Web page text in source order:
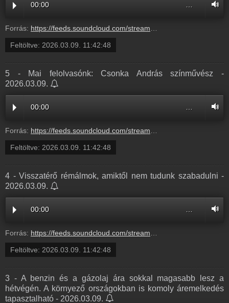
00:00
Forrás: https://feeds.soundcloud.com/stream/2280138800-radio1hungary-ea423b8b-68e6-465c-99ac-ef2a4f52cd44.mp3
Feltöltve: 2026.03.09. 11:42:48
5 - Mai felolvasónk: Csonka András színművész -
2026.03.09.
00:00
Forrás: https://feeds.soundcloud.com/stream/2280138803-radio1hungary-5-mai-felolvasonk-csonka-andras-szinmuvesz-5.mp3
Feltöltve: 2026.03.09. 11:42:48
4 - Visszatérő rémálmok, amiktől nem tudunk szabadulni -
2026.03.09.
00:00
Forrás: https://feeds.soundcloud.com/stream/2280138794-radio1hungary-4-visszatero-remalmok-amiktol-nem-tudunk-szabadulni-4.mp3
Feltöltve: 2026.03.09. 11:42:48
3 - A benzin és a gázolaj ára sokkal magasabb lesz a
hétvégén. A környező országokban is komoly áremelkedés
tapasztalható - 2026.03.09.